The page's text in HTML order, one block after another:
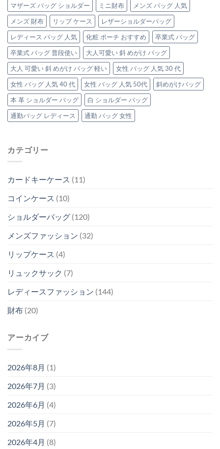
革
ト
ー
ト
バ
ッ
グ」
3
選
は
マザーズ バッグ ショルダー
ミニ財布
メンズ バッグ 人気
メンズ 財布
リップ ケース
レザーショルダーバッグ
レディース バッグ 人気
化粧 ポーチ おすすめ
卒業式 バッグ
卒業式 バッグ 普段使い
大人可愛い 斜 めがけ バッグ
大人 可愛い 斜 めがけ バッグ 軽い
女性 バッグ 人気 30 代
女性 バッグ 人気 40 代
女性 バッグ 人気 50代
斜めがけバッグ
本 革 ショルダー バッグ
白 ショルダー バッグ
通勤バッグ レディース
通勤 バッグ 女性
カテゴリー
カードキーケース (11)
コインケース (10)
ショルダーバッグ (120)
メンズファッション (32)
リップケース (4)
リュックサック (7)
レディースファッション (144)
財布 (20)
アーカイブ
2026年8月 (1)
2026年7月 (3)
2026年6月 (4)
2026年5月 (7)
2026年4月 (8)